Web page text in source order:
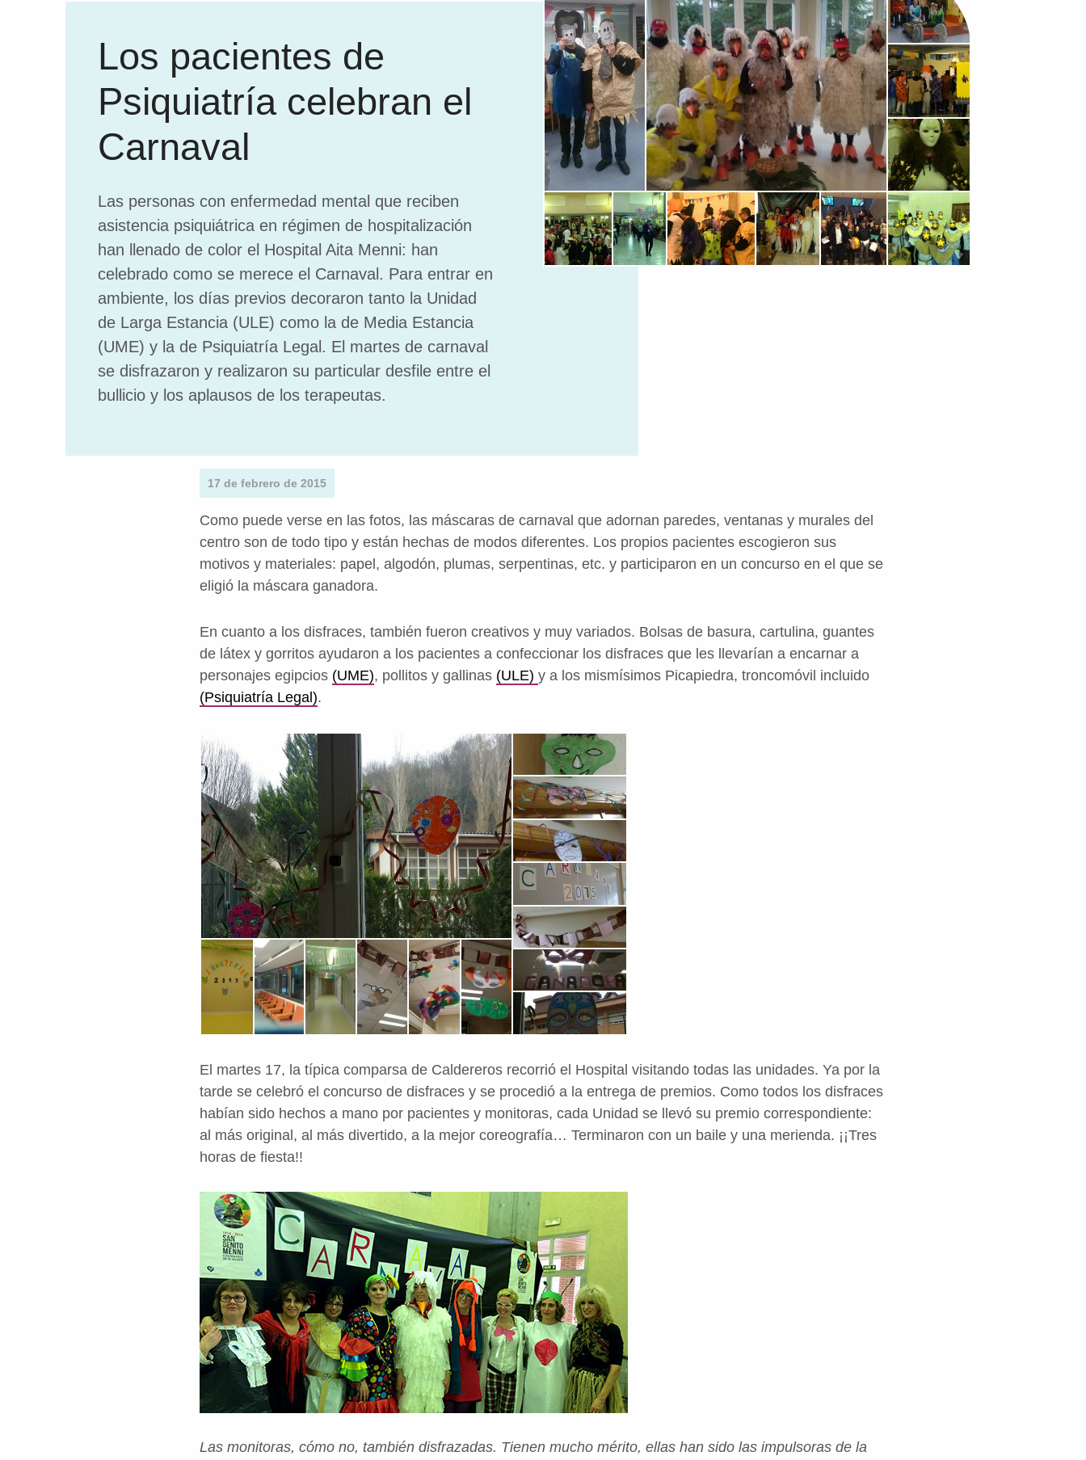
Los pacientes de
Psiquiatría celebran el
Carnaval
Las personas con enfermedad mental que reciben
asistencia psiquiátrica en régimen de hospitalización
han llenado de color el Hospital Aita Menni: han
celebrado como se merece el Carnaval. Para entrar en
ambiente, los días previos decoraron tanto la Unidad
de Larga Estancia (ULE) como la de Media Estancia
(UME) y la de Psiquiatría Legal. El martes de carnaval
se disfrazaron y realizaron su particular desfile entre el
bullicio y los aplausos de los terapeutas.
17 de febrero de 2015
Como puede verse en las fotos, las máscaras de carnaval que adornan paredes, ventanas y murales del
centro son de todo tipo y están hechas de modos diferentes. Los propios pacientes escogieron sus
motivos y materiales: papel, algodón, plumas, serpentinas, etc. y participaron en un concurso en el que se
eligió la máscara ganadora.
En cuanto a los disfraces, también fueron creativos y muy variados. Bolsas de basura, cartulina, guantes
de látex y gorritos ayudaron a los pacientes a confeccionar los disfraces que les llevarían a encarnar a
personajes egipcios (UME), pollitos y gallinas (ULE) y a los mismísimos Picapiedra, troncomóvil incluido
(Psiquiatría Legal).
El martes 17, la típica comparsa de Caldereros recorrió el Hospital visitando todas las unidades. Ya por la
tarde se celebró el concurso de disfraces y se procedió a la entrega de premios. Como todos los disfraces
habían sido hechos a mano por pacientes y monitoras, cada Unidad se llevó su premio correspondiente:
al más original, al más divertido, a la mejor coreografía… Terminaron con un baile y una merienda. ¡¡Tres
horas de fiesta!!
Las monitoras, cómo no, también disfrazadas. Tienen mucho mérito, ellas han sido las impulsoras de la